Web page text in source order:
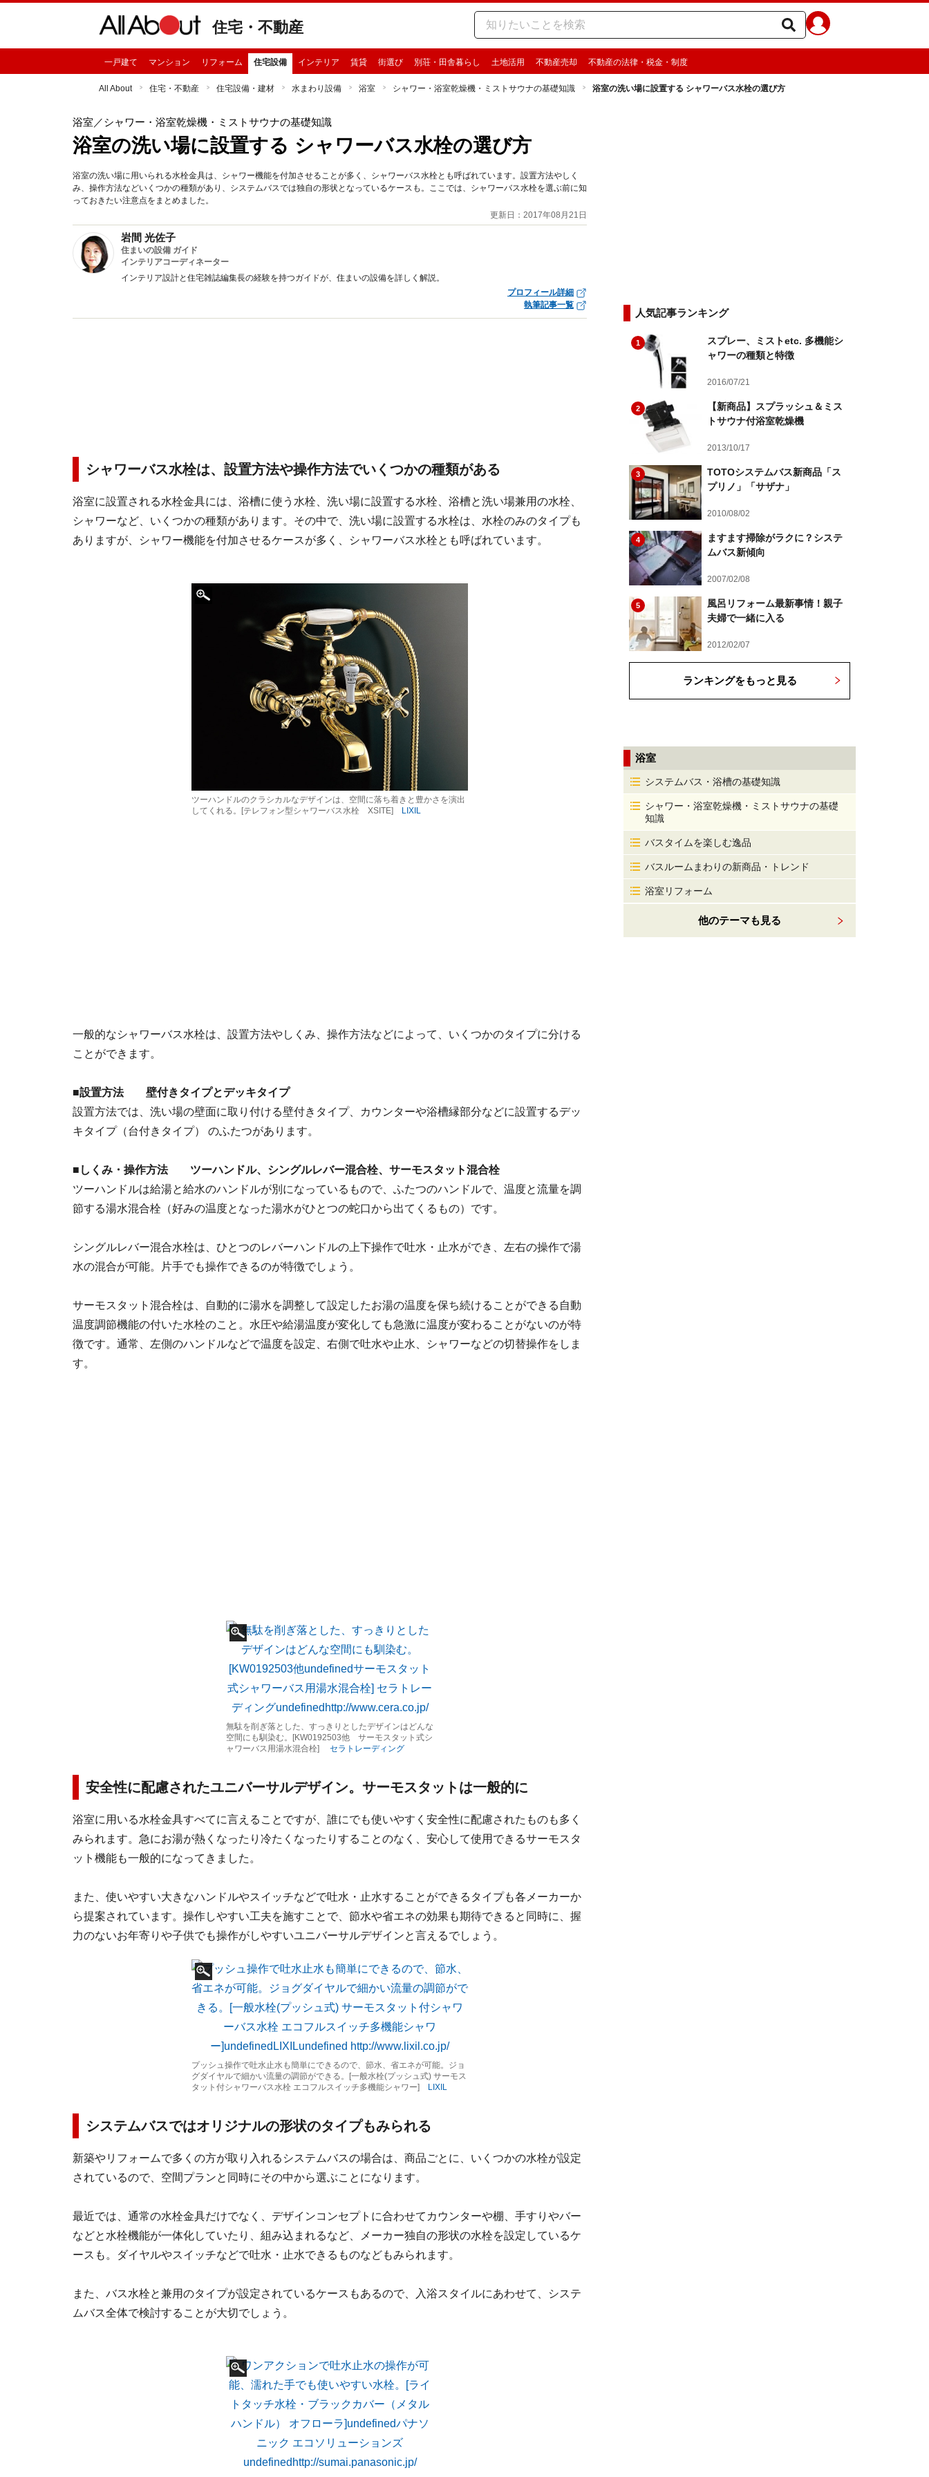
住宅・不動産
一戸建て マンション リフォーム 住宅設備 インテリア 賃貸 街選び 別荘・田舎暮らし 土地活用 不動産売却 不動産の法律・税金・制度
All About 住宅・不動産 住宅設備・建材 水まわり設備 浴室 シャワー・浴室乾燥機・ミストサウナの基礎知識 浴室の洗い場に設置する シャワーバス水栓の選び方
浴室 ／シャワー・浴室乾燥機・ミストサウナの基礎知識
浴室の洗い場に設置する シャワーバス水栓の選び方
浴室の洗い場に用いられる水栓金具は、シャワー機能を付加させることが多く、シャワーバス水栓とも呼ばれています。設置方法やしく
み、操作方法などいくつかの種類があり、システムバスでは独自の形状となっているケースも。ここでは、シャワーバス水栓を選ぶ前に知
っておきたい注意点をまとめました。
更新日：2017年08月21日
岩間 光佐子
住まいの設備 ガイド
インテリアコーディネーター
インテリア設計と住宅雑誌編集長の経験を持つガイドが、住まいの設備を詳しく解説。
プロフィール詳細
執筆記事一覧
シャワーバス水栓は、設置方法や操作方法でいくつかの種類がある
浴室に設置される水栓金具には、浴槽に使う水栓、洗い場に設置する水栓、浴槽と洗い場兼用の水栓、
シャワーなど、いくつかの種類があります。その中で、洗い場に設置する水栓は、水栓のみのタイプも
ありますが、シャワー機能を付加させるケースが多く、シャワーバス水栓とも呼ばれています。
ツーハンドルのクラシカルなデザインは、空間に落ち着きと豊かさを演出
してくれる。[テレフォン型シャワーバス水栓 XSITE]
LIXIL
一般的なシャワーバス水栓は、設置方法やしくみ、操作方法などによって、いくつかのタイプに分ける
ことができます。
■設置方法 壁付きタイプとデッキタイプ
設置方法では、洗い場の壁面に取り付ける壁付きタイプ、カウンターや浴槽縁部分などに設置するデッ
キタイプ（台付きタイプ） のふたつがあります。
■しくみ・操作方法 ツーハンドル、シングルレバー混合栓、サーモスタット混合栓
ツーハンドルは給湯と給水のハンドルが別になっているもので、ふたつのハンドルで、温度と流量を調
節する湯水混合栓（好みの温度となった湯水がひとつの蛇口から出てくるもの）です。
シングルレバー混合水栓は、ひとつのレバーハンドルの上下操作で吐水・止水ができ、左右の操作で湯
水の混合が可能。片手でも操作できるのが特徴でしょう。
サーモスタット混合栓は、自動的に湯水を調整して設定したお湯の温度を保ち続けることができる自動
温度調節機能の付いた水栓のこと。水圧や給湯温度が変化しても急激に温度が変わることがないのが特
徴です。通常、左側のハンドルなどで温度を設定、右側で吐水や止水、シャワーなどの切替操作をしま
す。
無駄を削ぎ落とした、すっきりとしたデザインはどんな
空間にも馴染む。[KW0192503他 サーモスタット式シ
ャワーバス用湯水混合栓] セラトレーディング
安全性に配慮されたユニバーサルデザイン。サーモスタットは一般的に
浴室に用いる水栓金具すべてに言えることですが、誰にでも使いやすく安全性に配慮されたものも多く
みられます。急にお湯が熱くなったり冷たくなったりすることのなく、安心して使用できるサーモスタ
ット機能も一般的になってきました。
また、使いやすい大きなハンドルやスイッチなどで吐水・止水することができるタイプも各メーカーか
ら提案されています。操作しやすい工夫を施すことで、節水や省エネの効果も期待できると同時に、握
力のないお年寄りや子供でも操作がしやすいユニバーサルデザインと言えるでしょう。
プッシュ操作で吐水止水も簡単にできるので、節水、省エネが可能。ジョ
グダイヤルで細かい流量の調節ができる。[一般水栓(プッシュ式) サーモス
タット付シャワーバス水栓 エコフルスイッチ多機能シャワー]
LIXIL
システムバスではオリジナルの形状のタイプもみられる
新築やリフォームで多くの方が取り入れるシステムバスの場合は、商品ごとに、いくつかの水栓が設定
されているので、空間プランと同時にその中から選ぶことになります。
最近では、通常の水栓金具だけでなく、デザインコンセプトに合わせてカウンターや棚、手すりやバー
などと水栓機能が一体化していたり、組み込まれるなど、メーカー独自の形状の水栓を設定しているケ
ースも。ダイヤルやスイッチなどで吐水・止水できるものなどもみられます。
また、バス水栓と兼用のタイプが設定されているケースもあるので、入浴スタイルにあわせて、システ
ムバス全体で検討することが大切でしょう。
人気記事ランキング
1
スプレー、ミストetc. 多機能シ
ャワーの種類と特徴
2016/07/21
2
【新商品】スプラッシュ＆ミス
トサウナ付浴室乾燥機
2013/10/17
3
TOTOシステムバス新商品「ス
プリノ」「サザナ」
2010/08/02
4
ますます掃除がラクに？システ
ムバス新傾向
2007/02/08
5
風呂リフォーム最新事情！親子
夫婦で一緒に入る
2012/02/07
ランキングをもっと見る
浴室
システムバス・浴槽の基礎知識
シャワー・浴室乾燥機・ミストサウナの基礎
知識
バスタイムを楽しむ逸品
バスルームまわりの新商品・トレンド
浴室リフォーム
他のテーマも見る